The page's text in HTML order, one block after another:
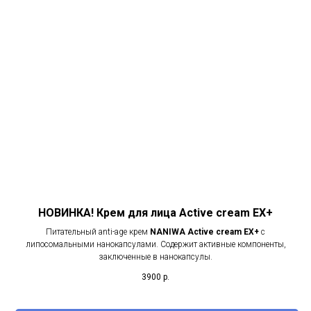
НОВИНКА! Крем для лица Active cream EX+
Питательный anti-age крем NANIWA Active cream EX+ с
липосомальными нанокапсулами. Содержит активные компоненты,
заключенные в нанокапсулы.
3900 р.